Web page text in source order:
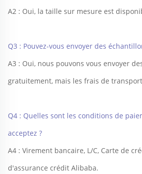
A2 : Oui, la taille sur mesure est
Q3 : Pouvez-vous envoyer des
A3 : Oui, nous pouvons vous envoyer
gratuitement, mais les frais de
Q4 : Quelles sont les conditions de
acceptez ?
A4 : Virement bancaire, L/C, Carte de
d'assurance crédit Alibaba.